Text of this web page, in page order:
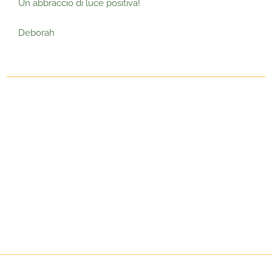
Un abbraccio di luce positiva!
Deborah